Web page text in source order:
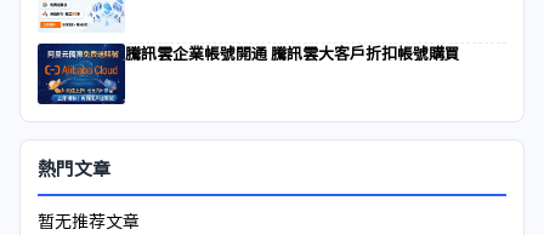
騰訊雲企業帳號開通 騰訊雲大客戶折扣帳號購買
熱門文章
暂无推荐文章